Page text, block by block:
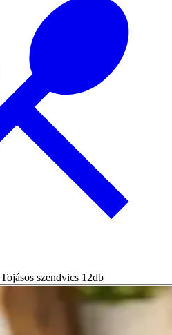
Tojásos szendvics 12db